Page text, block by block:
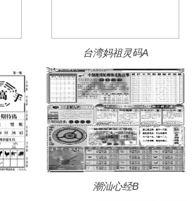
台湾妈祖灵码A
潮汕心经B